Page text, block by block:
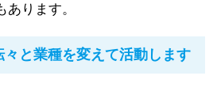
あります。
と業種を変えて活動します